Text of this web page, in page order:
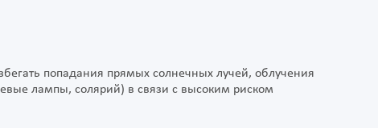
попадания прямых солнечных лучей, облучения
лампы, солярий) в связи с высоким риском